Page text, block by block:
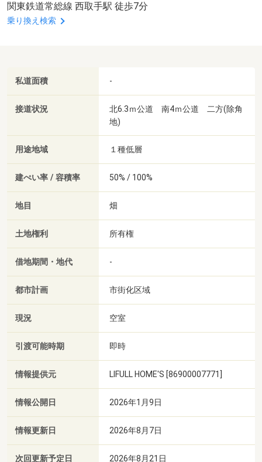
関東鉄道常総線 西取手駅 徒歩7分
乗り換え検索
私道面積 -
接道状況
北6.3ｍ公道 南4ｍ公道 二方(除角
地)
用途地域 １種低層
建ぺい率 / 容積率 50% / 100%
地目 畑
土地権利 所有権
借地期間・地代 -
都市計画 市街化区域
現況 空室
引渡可能時期 即時
情報提供元 LIFULL HOME'S [86900007771]
情報公開日 2026年1月9日
情報更新日 2026年8月7日
次回更新予定日 2026年8月21日